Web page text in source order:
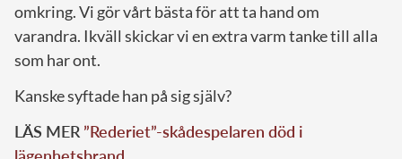
omkring. Vi gör vårt bästa för att ta hand om
varandra. Ikväll skickar vi en extra varm tanke till alla
som har ont.
Kanske syftade han på sig själv?
LÄS MER ”Rederiet”-skådespelaren död i